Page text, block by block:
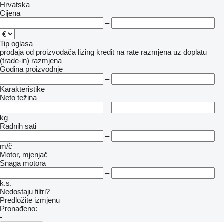
Hrvatska
Cijena
–
Tip oglasa
prodaja od proizvođača lizing kredit na rate razmjena uz doplatu
(trade-in) razmjena
Godina proizvodnje
–
Karakteristike
Neto težina
–
kg
Radnih sati
–
m/č
Motor, mjenjač
Snaga motora
–
k.s.
Nedostaju filtri?
Predložite izmjenu
Pronađeno:
-